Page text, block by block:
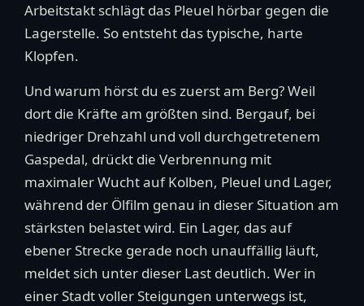
Arbeitstakt schlägt das Pleuel hörbar gegen die
Lagerstelle. So entsteht das typische, harte
Klopfen.
Und warum hörst du es zuerst am Berg? Weil
dort die Kräfte am größten sind. Bergauf, bei
niedriger Drehzahl und voll durchgetretenem
Gaspedal, drückt die Verbrennung mit
maximaler Wucht auf Kolben, Pleuel und Lager,
während der Ölfilm genau in dieser Situation am
stärksten belastet wird. Ein Lager, das auf
ebener Strecke gerade noch unauffällig läuft,
meldet sich unter dieser Last deutlich. Wer in
einer Stadt voller Steigungen unterwegs ist,